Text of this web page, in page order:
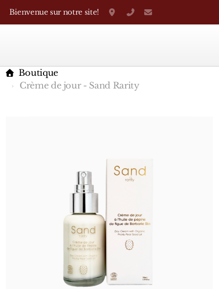
Bienvenue sur notre site! Grand-Rue 38, Genève
+41 22 310 38 75
Boutique
Crème de jour - Sand Rarity